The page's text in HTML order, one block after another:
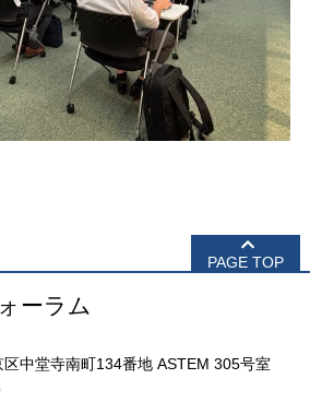
PAGE TOP
ーラム
中堂寺南町134番地 ASTEM 305号室